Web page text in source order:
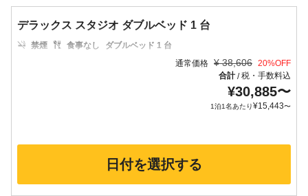
デラックス スタジオ ダブルベッド 1 台
禁煙 食事なし
ダブルベッド 1 台
通常価格 ¥ 38,606 20%OFF
合計/税・手数料込
¥30,885〜
1泊1名あたり¥15,443〜
日付を選択する